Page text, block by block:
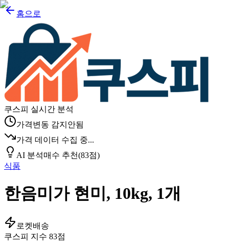
홈으로
쿠스피 실시간 분석
가격변동 감지안됨
가격 데이터 수집 중...
AI 분석매수 추천(83점)
식품
한음미가 현미, 10kg, 1개
로켓배송
쿠스피 지수 83점